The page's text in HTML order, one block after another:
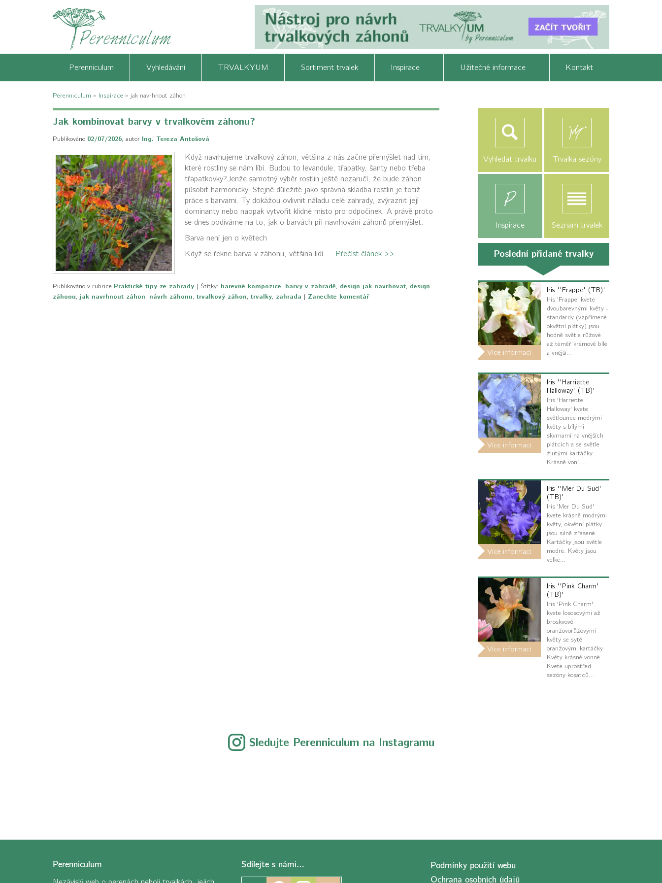
Perenniculum Vyhledávání TRVALKYUM Sortiment trvalek Inspirace Užitečné informace Kontakt
Perenniculum » Inspirace » jak navrhnout záhon
Jak kombinovat barvy v trvalkovém záhonu?
Publikováno 02/07/2026, autor Ing. Tereza Antošová
Když navrhujeme trvalkový záhon, většina z nás začne přemýšlet nad tím,
které rostliny se nám líbí. Budou to levandule, třapatky, šanty nebo třeba
třapatkovky?Jenže samotný výběr rostlin ještě nezaručí, že bude záhon
působit harmonicky. Stejně důležité jako správná skladba rostlin je totiž
práce s barvami. Ty dokážou ovlivnit náladu celé zahrady, zvýraznit její
dominanty nebo naopak vytvořit klidné místo pro odpočinek. A právě proto
se dnes podíváme na to, jak o barvách při navrhování záhonů přemýšlet.
Barva není jen o květech
Když se řekne barva v záhonu, většina lidí ... Přečíst článek >>
Publikováno v rubrice Praktické tipy ze zahrady | Štítky: barevné kompozice, barvy v zahradě, design jak navrhovat, design
záhonu, jak navrhnout záhon, návrh záhonu, trvalkový záhon, trvalky, zahrada | Zanechte komentář
Vyhledat trvalku Trvalka sezóny
Inspirace Seznam trvalek
Poslední přidané trvalky
Více informací
Iris ''Frappe' (TB)'
Iris 'Frappe' kvete
dvoubarevnými květy -
standardy (vzpřímené
okvětní plátky) jsou
hodně světle růžové
až téměř krémově bílé
a vnější…
Více informací
Iris ''Harriette
Halloway' (TB)'
Iris 'Harriette
Halloway' kvete
světlounce modrými
květy s bílými
skvrnami na vnějších
plátcích a se světle
žlutými kartáčky.
Krásně voní.…
Více informací
Iris ''Mer Du Sud'
(TB)'
Iris 'Mer Du Sud'
kvete krásně modrými
květy, okvětní plátky
jsou silně zřasené.
Kartáčky jsou světle
modré. Květy jsou
velké…
Více informací
Iris ''Pink Charm'
(TB)'
Iris 'Pink Charm'
kvete lososovými až
broskvově
oranžovorůžovými
květy se sytě
oranžovými kartáčky.
Květy krásně vonné.
Kvete uprostřed
sezóny kosatců...
Sledujte Perenniculum na Instagramu
Perenniculum Sdílejte s námi…
Podmínky použití webu
Ochrana osobních údajů